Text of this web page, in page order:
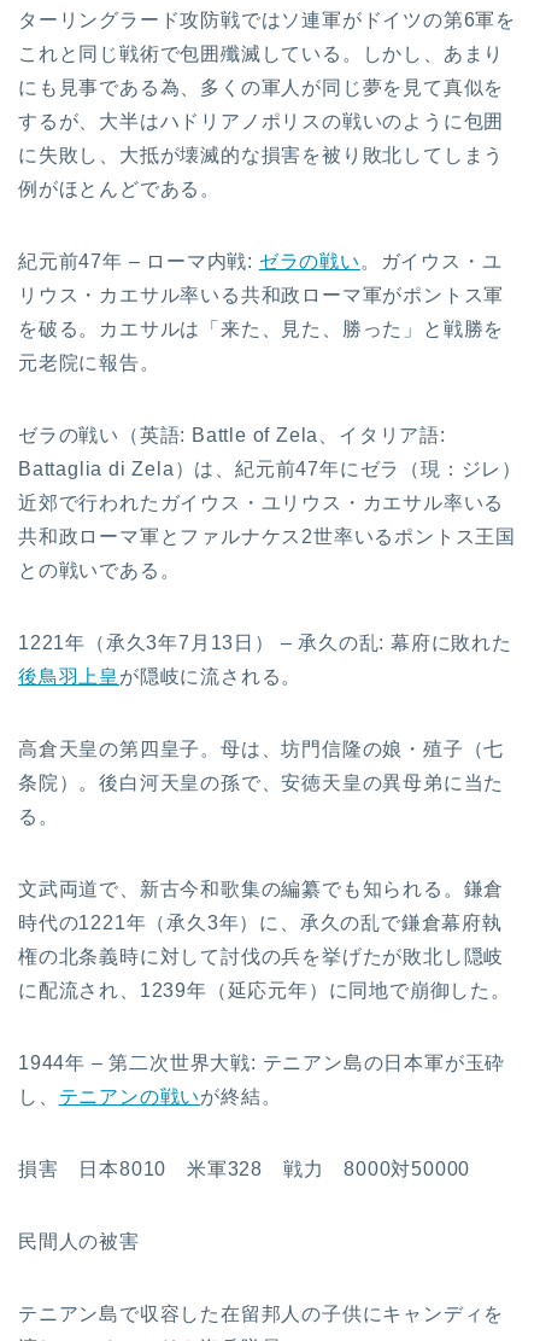
ターリングラード攻防戦ではソ連軍がドイツの第6軍を
これと同じ戦術で包囲殲滅している。しかし、あまり
にも見事である為、多くの軍人が同じ夢を見て真似を
するが、大半はハドリアノポリスの戦いのように包囲
に失敗し、大抵が壊滅的な損害を被り敗北してしまう
例がほとんどである。
紀元前47年 – ローマ内戦: ゼラの戦い 。ガイウス・ユ
リウス・カエサル率いる共和政ローマ軍がポントス軍
を破る。カエサルは「来た、見た、勝った」と戦勝を
元老院に報告。
ゼラの戦い（英語: Battle of Zela、イタリア語:
Battaglia di Zela）は、紀元前47年にゼラ（現：ジレ）
近郊で行われたガイウス・ユリウス・カエサル率いる
共和政ローマ軍とファルナケス2世率いるポントス王国
との戦いである。
1221年（承久3年7月13日） – 承久の乱: 幕府に敗れた
後鳥羽上皇 が隠岐に流される。
高倉天皇の第四皇子。母は、坊門信隆の娘・殖子（七
条院）。後白河天皇の孫で、安徳天皇の異母弟に当た
る。
文武両道で、新古今和歌集の編纂でも知られる。鎌倉
時代の1221年（承久3年）に、承久の乱で鎌倉幕府執
権の北条義時に対して討伐の兵を挙げたが敗北し隠岐
に配流され、1239年（延応元年）に同地で崩御した。
1944年 – 第二次世界大戦: テニアン島の日本軍が玉砕
し、 テニアンの戦いが終結。
損害 日本8010 米軍328 戦力 8000対50000
民間人の被害
テニアン島で収容した在留邦人の子供にキャンディを